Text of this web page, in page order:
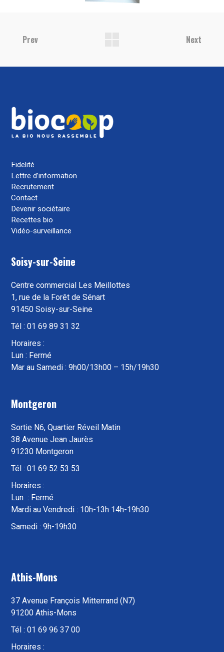
Prev Next
Fidelité
Lettre d’information
Recrutement
Contact
Devenir sociétaire
Recettes bio
Vidéo-surveillance
Soisy-sur-Seine
Centre commercial Les Meillottes
1, rue de la Forêt de Sénart
91450 Soisy-sur-Seine
Tél : 01 69 89 31 32
Horaires :
Lun : Fermé
Mar au Samedi : 9h00/13h00 – 15h/19h30
Montgeron
Sortie N6, Quartier Réveil Matin
38 Avenue Jean Jaurès
91230 Montgeron
Tél : 01 69 52 53 53
Horaires :
Lun : Fermé
Mardi au Vendredi : 10h-13h 14h-19h30
Samedi : 9h-19h30
Athis-Mons
37 Avenue François Mitterrand (N7)
91200 Athis-Mons
Tél : 01 69 96 37 00
Horaires :